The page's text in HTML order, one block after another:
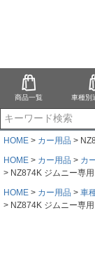
商品一覧 車種別
HOME カー用品
HOME
カー用品 カ
NZ874K ジムニー専
HOME
カー用品 車
NZ874K ジムニー専